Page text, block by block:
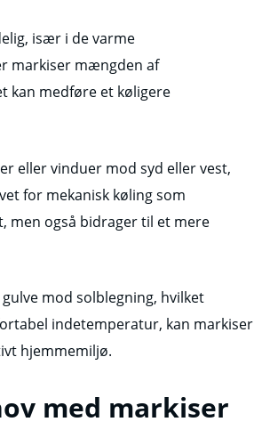
især i de varme
markiser mængden af
kan medføre et køligere
eller vinduer mod syd eller vest,
for mekanisk køling som
men også bidrager til et mere
mod solblegning, hvilket
indetemperatur, kan markiser
hjemmemiljø.
med markiser